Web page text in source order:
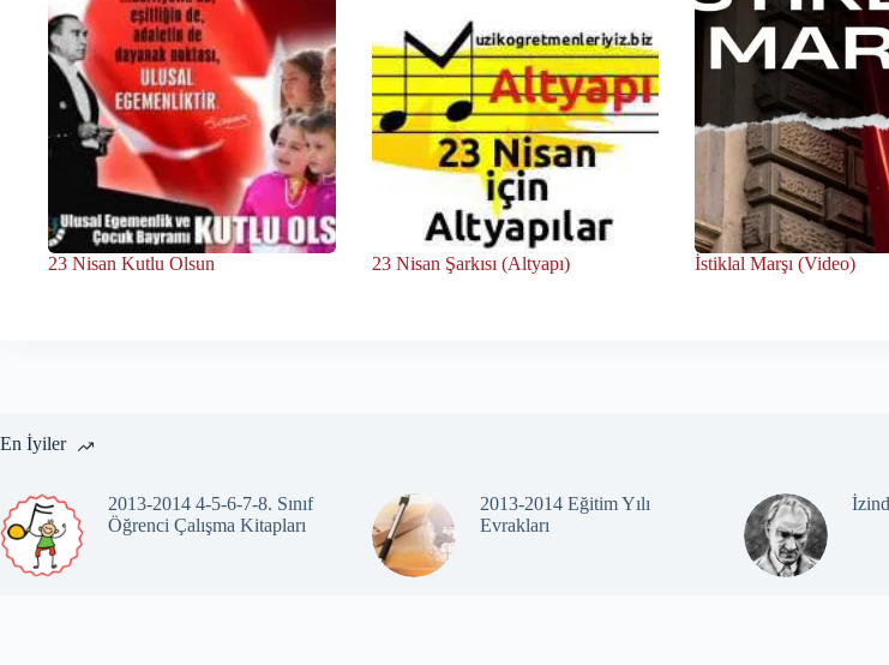
23 Nisan Kutlu Olsun 23 Nisan Şarkısı (Altyapı) İstiklal Marşı (Video)
En İyiler
2013-2014 4-5-6-7-8. Sınıf
Öğrenci Çalışma Kitapları
2013-2014 Eğitim Yılı
Evrakları